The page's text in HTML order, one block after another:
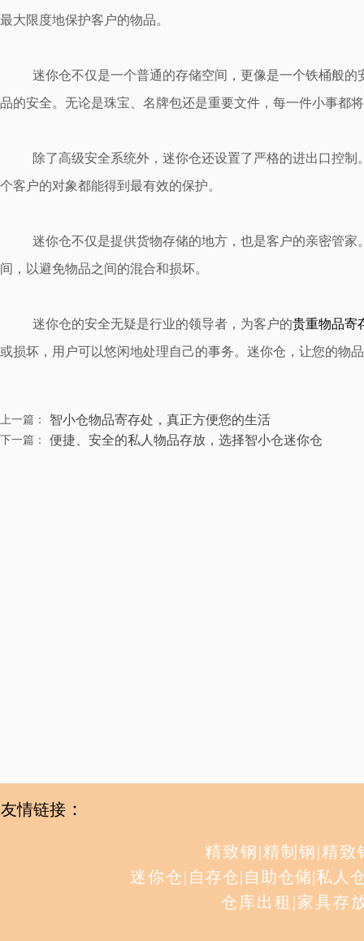
最大限度地保护客户的物品。
迷你仓不仅是一个普通的存储空间，更像是一个铁桶般的
品的安全。无论是珠宝、名牌包还是重要文件，每一件小事都
除了高级安全系统外，迷你仓还设置了严格的进出口控
个客户的对象都能得到最有效的保护。
迷你仓不仅是提供货物存储的地方，也是客户的亲密管
间，以避免物品之间的混合和损坏。
迷你仓的安全无疑是行业的领导者，为客户的贵重物品寄
或损坏，用户可以悠闲地处理自己的事务。迷你仓，让您的物
上一篇： 智小仓物品寄存处​，真正方便您的生活
下一篇： 便捷、安全的私人物品存放，选择智小仓迷你仓
精致钢|精制钢|精致
迷你仓| 自存仓| 自助仓储|私人
仓库出租 |家具存
友情链接 ：